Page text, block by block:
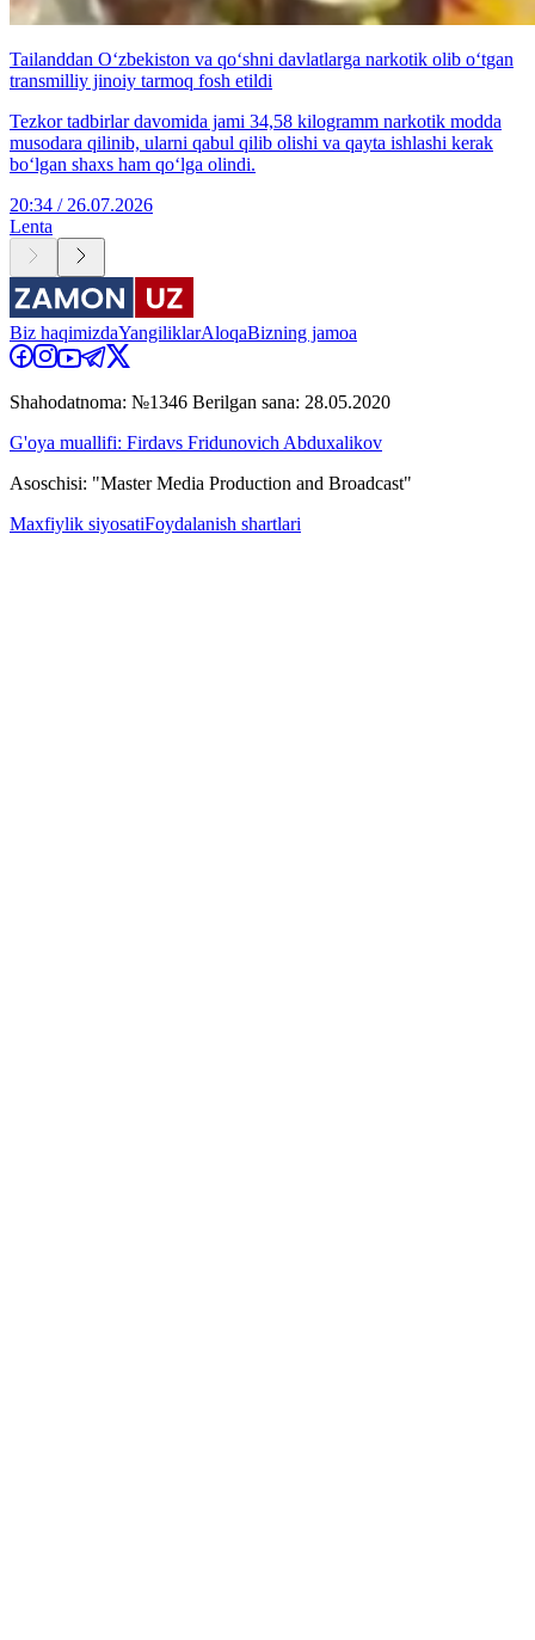
Tailanddan O‘zbekiston va qo‘shni davlatlarga narkotik olib o‘tgan
transmilliy jinoiy tarmoq fosh etildi
Tezkor tadbirlar davomida jami 34,58 kilogramm narkotik modda
musodara qilinib, ularni qabul qilib olishi va qayta ishlashi kerak
bo‘lgan shaxs ham qo‘lga olindi.
20:34 / 26.07.2026
Lenta
Biz haqimizdaYangiliklarAloqaBizning jamoa
Shahodatnoma: №1346 Berilgan sana: 28.05.2020
G'oya muallifi: Firdavs Fridunovich Abduxalikov
Asoschisi: "Master Media Production and Broadcast"
Maxfiylik siyosatiFoydalanish shartlari